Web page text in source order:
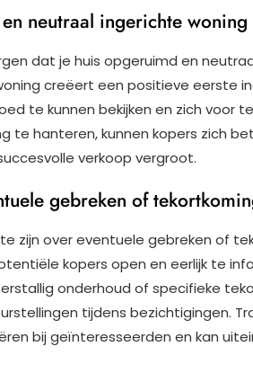
neutraal ingerichte
dat je huis opgeruimd en
creëert een positieve eerste
te kunnen bekijken en zich voor
te hanteren, kunnen kopers zich
verkoop vergroot.
gebreken of
zijn over eventuele gebreken of
kopers open en eerlijk te
onderhoud of specifieke
tijdens bezichtigingen.
bij geïnteresseerden en kan